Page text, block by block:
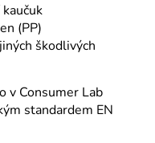
(PP)
škodlivých
v Consumer Lab
standardem EN